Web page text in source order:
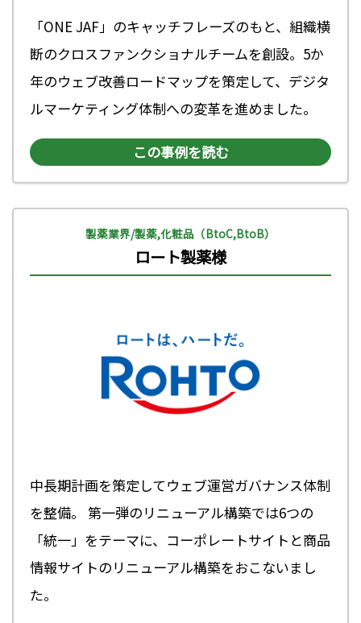
「ONE JAF」のキャッチフレーズのもと、組織横
断のクロスファンクショナルチームを創設。5か
年のウェブ改善ロードマップを策定して、デジタ
ルマーケティング体制への変革を進めました。
この事例を読む
製薬業界/製薬,化粧品（BtoC,BtoB）
ロート製薬様
中長期計画を策定してウェブ運営ガバナンス体制
を整備。 第一弾のリニューアル構築では6つの
「統一」をテーマに、コーポレートサイトと商品
情報サイトのリニューアル構築をおこないまし
た。